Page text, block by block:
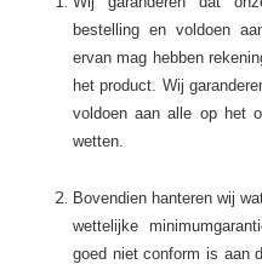
bestelling en voldoen
ervan mag hebben
het product. Wij
voldoen aan alle op het
wetten.
Bovendien hanteren wij
wettelijke
goed niet conform is aan